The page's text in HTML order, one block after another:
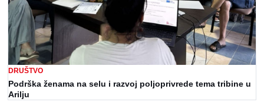
DRUŠTVO
Podrška ženama na selu i razvoj poljoprivrede tema tribine u
Arilju